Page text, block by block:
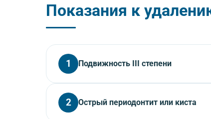
Показания к
1 Подвижность III степени
Зуб сильно шатается, но не выпадает,
дыхательные пути).
2 Острый периодонтит или киста